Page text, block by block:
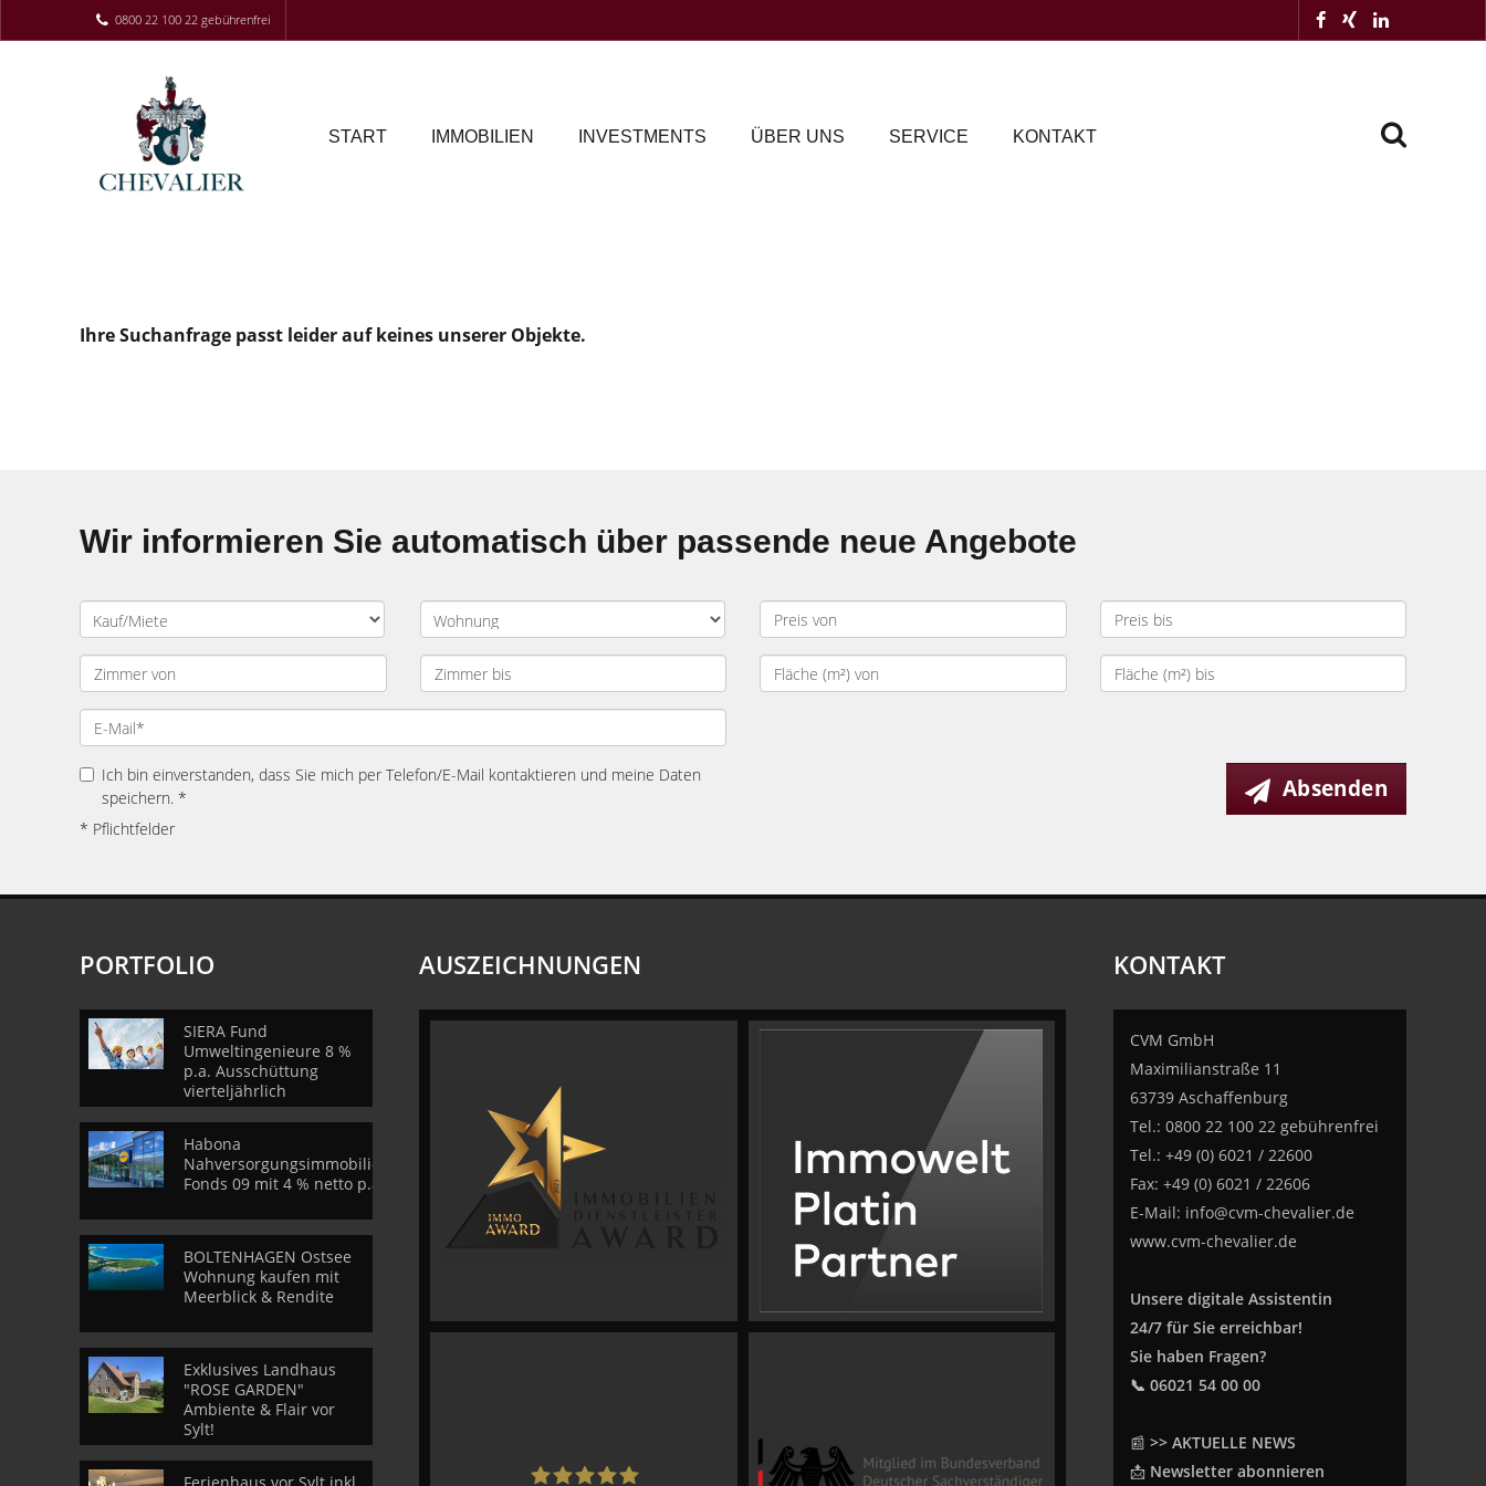
0800 22 100 22 gebührenfrei
START IMMOBILIEN INVESTMENTS ÜBER UNS SERVICE KONTAKT
Ihre Suchanfrage passt leider auf keines unserer Objekte.
Wir informieren Sie automatisch über passende neue Angebote
Ich bin einverstanden, dass Sie mich per Telefon/E-Mail kontaktieren und meine Daten
speichern. *
* Pflichtfelder
Absenden
PORTFOLIO
SIERA Fund
Umweltingenieure 8 %
p.a. Ausschüttung
vierteljährlich
Habona
Nahversorgungsimmobilien
Fonds 09 mit 4 % netto p.a.
BOLTENHAGEN Ostsee
Wohnung kaufen mit
Meerblick & Rendite
Exklusives Landhaus
"ROSE GARDEN"
Ambiente & Flair vor
Sylt!
AUSZEICHNUNGEN KONTAKT
CVM GmbH
Maximilianstraße 11
63739 Aschaffenburg
Tel.: 0800 22 100 22 gebührenfrei
Tel.: +49 (0) 6021 / 22600
Fax: +49 (0) 6021 / 22606
E-Mail: info@cvm-chevalier.de
www.cvm-chevalier.de
Unsere digitale Assistentin
24/7 für Sie erreichbar!
Sie haben Fragen?
📞 06021 54 00 00
📰 >> AKTUELLE NEWS
📩 Newsletter abonnieren